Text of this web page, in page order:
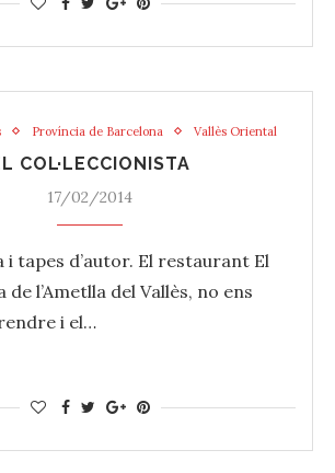
Província de Barcelona Vallès Oriental
COL·LECCIONISTA
17/02/2014
i ‪‎tapes‬ d’autor. El ‪‎restaurant‬ El
de l’Ametlla del ‪‎Vallès‬, no ens
i el…